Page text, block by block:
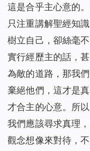
這是合乎主心意的
只注重講解聖經知
樹立自己，卻絲毫
實行經歷主的話，
為敵的道路，那我
棄絕他們，這才是
才合主的心意。所
我們應該尋求真理
觀念想像來對待，